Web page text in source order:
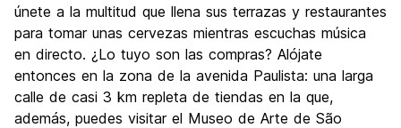
únete a la multitud que llena sus terrazas y restaurantes
para tomar unas cervezas mientras escuchas música
en directo. ¿Lo tuyo son las compras? Alójate
entonces en la zona de la avenida Paulista: una larga
calle de casi 3 km repleta de tiendas en la que,
además, puedes visitar el Museo de Arte de São